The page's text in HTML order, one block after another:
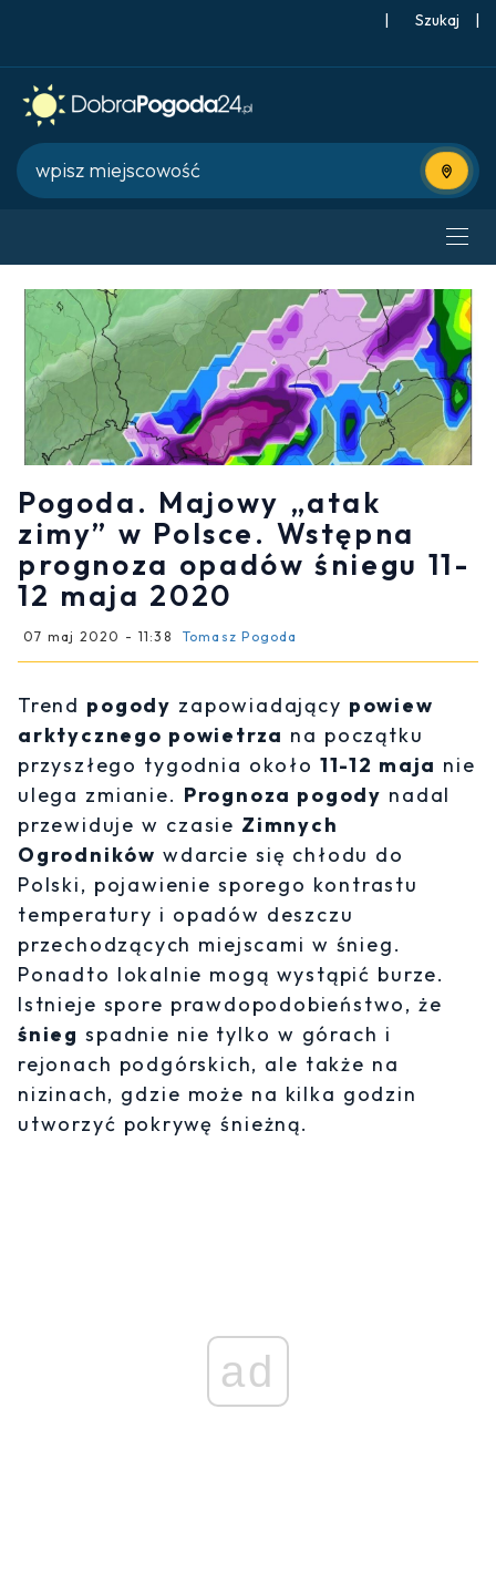
| |
Użyj
Pogoda. Majowy „atak
zimy” w Polsce. Wstępna
prognoza opadów śniegu 11-
12 maja 2020
07 maj 2020 - 11:38 Tomasz Pogoda
Trend pogody zapowiadający powiew
arktycznego powietrza na początku
przyszłego tygodnia około 11-12 maja nie
ulega zmianie. Prognoza pogody nadal
przewiduje w czasie Zimnych
Ogrodników wdarcie się chłodu do
Polski, pojawienie sporego kontrastu
temperatury i opadów deszczu
przechodzących miejscami w śnieg.
Ponadto lokalnie mogą wystąpić burze.
Istnieje spore prawdopodobieństwo, że
śnieg spadnie nie tylko w górach i
rejonach podgórskich, ale także na
nizinach, gdzie może na kilka godzin
utworzyć pokrywę śnieżną.
ad